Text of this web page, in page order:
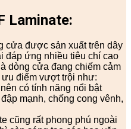
Laminate:
cửa được sản xuất trên dây
đáp ứng nhiều tiêu chí cao
dòng cửa đang chiếm cảm
điểm vượt trội như:
có tính năng nổi bật
mạnh, chống cong vênh,
cũng rất phong phú ngoài